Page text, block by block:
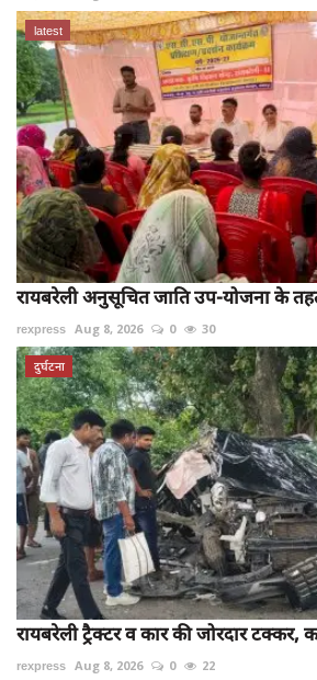
latest
रायबरेली अनुसूचित जाति उप-योजना के
rexpress Aug 8, 2026 0 30
दुर्घटना
रायबरेली ट्रैक्टर व कार की जोरदार टक्कर,
rexpress Aug 8, 2026 0 22